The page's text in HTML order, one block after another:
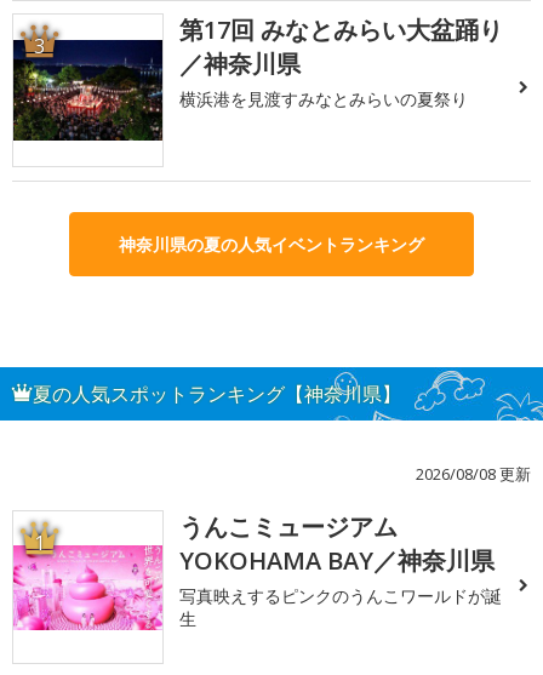
3
第17回 みなとみらい大盆踊り
／神奈川県
横浜港を見渡すみなとみらいの夏祭り
神奈川県の夏の人気イベントランキング
夏の人気スポットランキング【神奈川県】
2026/08/08 更新
1
うんこミュージアム
YOKOHAMA BAY／神奈川県
写真映えするピンクのうんこワールドが誕
生